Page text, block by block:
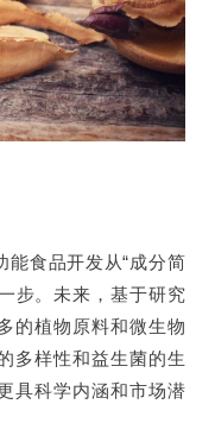
能食品开发从“成分简
步。未来，基于研究
的植物原料和微生物
多样性和益生菌的生
具科学内涵和市场潜